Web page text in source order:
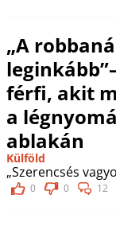
„A
férfi, akit
a
ablakán
Külföld
„Szerencsés
0 0 12